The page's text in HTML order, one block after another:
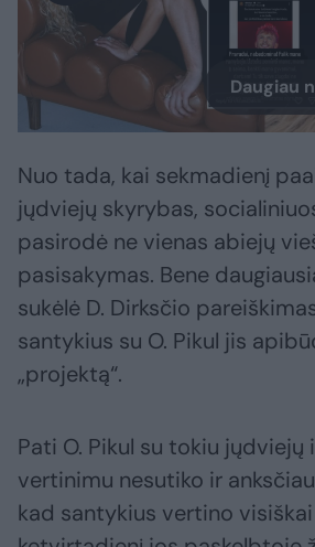
Daugiau
Nuo tada, kai sekmadienį
jųdviejų skyrybas,
pasirodė ne vienas abiejų
pasisakymas. Bene
sukėlė D. Dirksčio
santykius su O. Pikul jis
„projektą“.
Pati O. Pikul su tokiu jųdviejų
vertinimu nesutiko ir
kad santykius vertino